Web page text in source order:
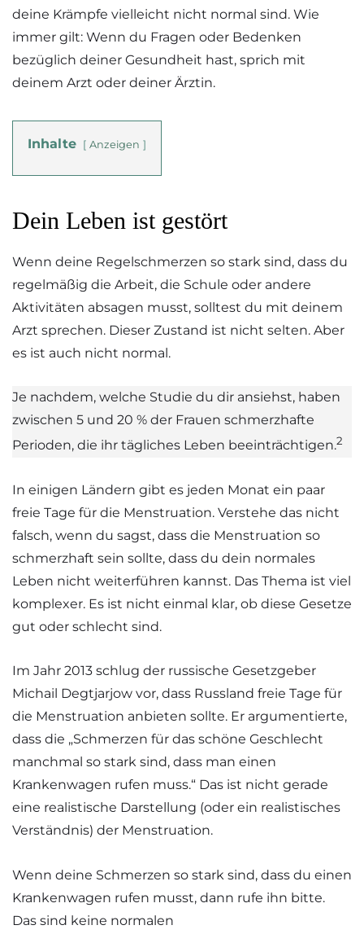
deine Krämpfe vielleicht nicht normal sind. Wie
immer gilt: Wenn du Fragen oder Bedenken
bezüglich deiner Gesundheit hast, sprich mit
deinem Arzt oder deiner Ärztin.
Inhalte Anzeigen
Dein Leben ist gestört
Wenn deine Regelschmerzen so stark sind, dass du
regelmäßig die Arbeit, die Schule oder andere
Aktivitäten absagen musst, solltest du mit deinem
Arzt sprechen. Dieser Zustand ist nicht selten. Aber
es ist auch nicht normal.
Je nachdem, welche Studie du dir ansiehst, haben
zwischen 5 und 20 % der Frauen schmerzhafte
Perioden, die ihr tägliches Leben beeinträchtigen.2
In einigen Ländern gibt es jeden Monat ein paar
freie Tage für die Menstruation. Verstehe das nicht
falsch, wenn du sagst, dass die Menstruation so
schmerzhaft sein sollte, dass du dein normales
Leben nicht weiterführen kannst. Das Thema ist viel
komplexer. Es ist nicht einmal klar, ob diese Gesetze
gut oder schlecht sind.
Im Jahr 2013 schlug der russische Gesetzgeber
Michail Degtjarjow vor, dass Russland freie Tage für
die Menstruation anbieten sollte. Er argumentierte,
dass die „Schmerzen für das schöne Geschlecht
manchmal so stark sind, dass man einen
Krankenwagen rufen muss.“ Das ist nicht gerade
eine realistische Darstellung (oder ein realistisches
Verständnis) der Menstruation.
Wenn deine Schmerzen so stark sind, dass du einen
Krankenwagen rufen musst, dann rufe ihn bitte.
Das sind keine normalen